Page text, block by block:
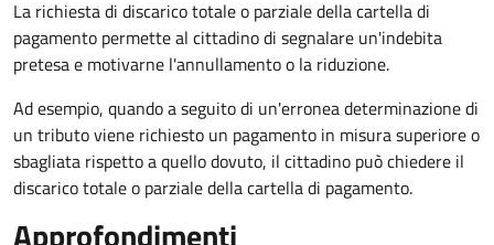
La richiesta di discarico totale o parziale della cartella di
pagamento permette al cittadino di segnalare un'indebita
pretesa e motivarne l'annullamento o la riduzione.
Ad esempio, quando a seguito di un'erronea determinazione di
un tributo viene richiesto un pagamento in misura superiore o
sbagliata rispetto a quello dovuto, il cittadino può chiedere il
discarico totale o parziale della cartella di pagamento.